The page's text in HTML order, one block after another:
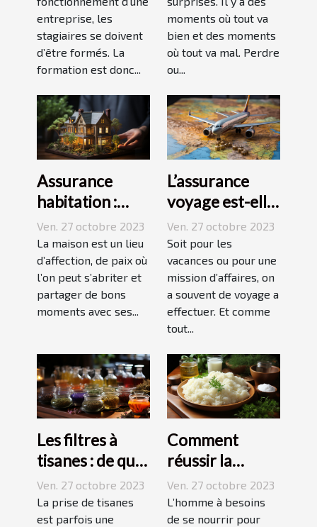
JP2A-Génèse ?
entreprise, les
stagiaires se doivent
d’être formés. La
formation est donc...
moments où tout va
bien et des moments
où tout va mal. Perdre
ou...
Assurance
habitation :
comment ça
marche ?
Ven. 27 octobre 2023
La maison est un lieu
d’affection, de paix où
l’on peut s’abriter et
partager de bons
moments avec ses...
L’assurance
voyage est-elle
avantageuse ?
Ven. 27 octobre 2023
Soit pour les
vacances ou pour une
mission d’affaires, on
a souvent de voyage a
effectuer. Et comme
tout...
Les filtres à
tisanes : de quoi
s’agit-il ?
Ven. 27 octobre 2023
La prise de tisanes
est parfois une
Comment
réussir la
préparation du
riz ?
Ven. 27 octobre 2023
L’homme à besoins
de se nourrir pour